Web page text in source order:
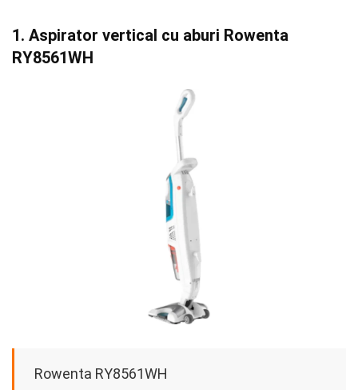
1. Aspirator vertical cu aburi Rowenta
RY8561WH
Rowenta RY8561WH